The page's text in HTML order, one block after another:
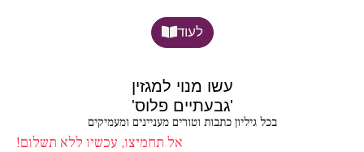
לעוד
עשו מנוי למגזין
'גבעתיים פלוס'
בכל גיליון כתבות וטורים מעניינים ומעמיקים
אל תחמיצו, עכשיו ללא תשלום!